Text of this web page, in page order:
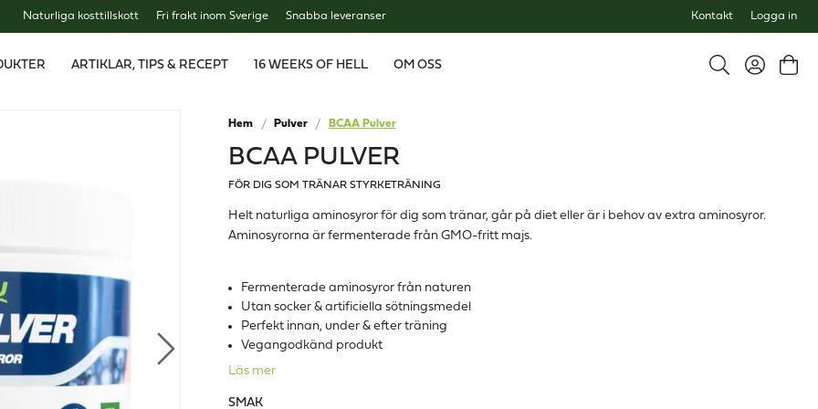
Naturliga kosttillskott Fri frakt inom Sverige Snabba leveranser Kontakt Logga in
ARTIKLAR, TIPS & RECEPT 16 WEEKS OF HELL OM OSS
Hem Pulver BCAA Pulver
BCAA PULVER
FÖR DIG SOM TRÄNAR STYRKETRÄNING
Helt naturliga aminosyror för dig som tränar, går på diet eller är i behov av extra aminosyror.
Aminosyrorna är fermenterade från GMO-fritt majs.
Fermenterade aminosyror från naturen
Utan socker & artificiella sötningsmedel
Perfekt innan, under & efter träning
Vegangodkänd produkt
Läs mer
SMAK